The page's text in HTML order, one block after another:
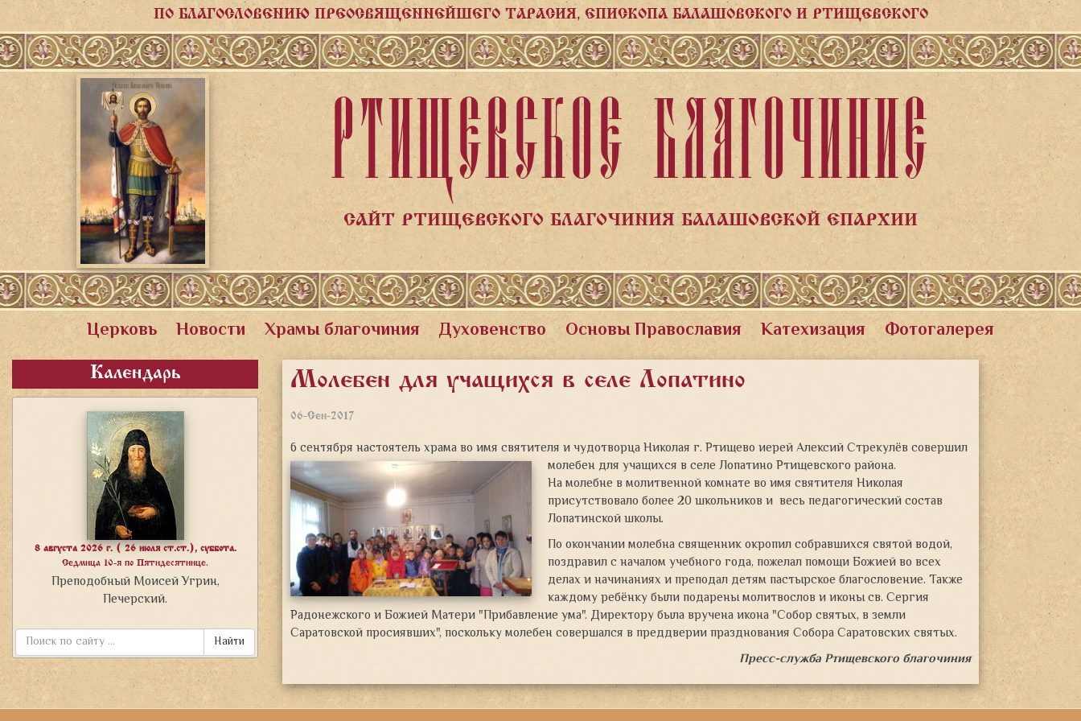
ПО БЛАГОСЛОВЕНИЮ ПРЕОСВЯЩЕННЕЙШЕГО ТАРАСИЯ, ЕПИСКОПА БАЛАШОВСКОГО И РТИЩЕВСКОГО
РТИЩЕВСКОЕ БЛАГОЧИНИЕ
САЙТ РТИЩЕВСКОГО БЛАГОЧИНИЯ БАЛАШОВСКОЙ ЕПАРХИИ
Церковь Новости Храмы благочиния Духовенство Основы Православия Катехизация Фотогалерея
Календарь
8 августа 2026 г. ( 26 июля ст.ст.), суббота.
Седмица 10-я по Пятидесятнице.
Преподобный Моисей Угрин,
Печерский.
Найти
Молебен для учащихся в селе Лопатино
06-Сен-2017
6 сентября настоятель храма во имя святителя и чудотворца Николая г. Ртищево иерей Алексий Стрекулёв совершил
молебен для учащихся в селе Лопатино Ртищевского района.
На молебне в молитвенной комнате во имя святителя Николая
присутствовало более 20 школьников и весь педагогический состав
Лопатинской школы.
По окончании молебна священник окропил собравшихся святой водой,
поздравил с началом учебного года, пожелал помощи Божией во всех
делах и начинаниях и преподал детям пастырское благословение. Также
каждому ребёнку были подарены молитвослов и иконы св. Сергия
Радонежского и Божией Матери "Прибавление ума". Директору была вручена икона "Собор святых, в земли
Саратовской просиявших", поскольку молебен совершался в преддверии празднования Собора Саратовских святых.
Пресс-служба Ртищевского благочиния